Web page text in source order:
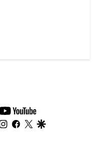
youtube-
footer
instagram
facebook
twitter